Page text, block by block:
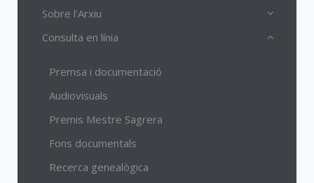
Sobre l'Arxiu
Consulta en línia
Premsa i documentació
Audiovisuals
Premis Mestre Sagrera
Fons documentals
Recerca genealògica